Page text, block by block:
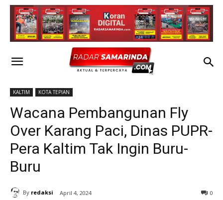
KALTIM KOTA TEPIAN
Wacana Pembangunan Fly
Over Karang Paci, Dinas PUPR-
Pera Kaltim Tak Ingin Buru-
Buru
By redaksi April 4, 2024 0